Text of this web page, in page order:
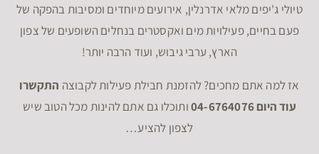
טיולי ג'יפים מלאי אדרנלין, אירועים מיוחדים ומסיבות בהפקה של
פעם בחיים, פעילויות מים ואקסטרים בנחלים השופעים של צפון
הארץ, ערבי גיבוש, ועוד הרבה יותר!
אז למה אתם מחכים? להזמנת חבילת פעילות לקבוצה התקשרו
עוד היום 04-6764076
ותוכלו גם אתם להינות מכל הטוב שיש
לצפון להציע…